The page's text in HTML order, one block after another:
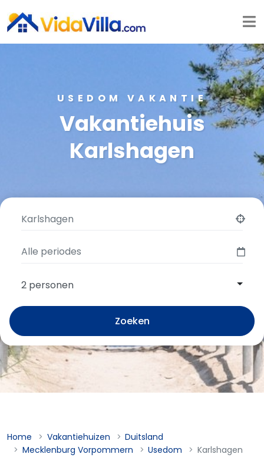
USEDOM VAKANTIE
Vakantiehuis
Karlshagen
2 personen
Zoeken
Home Vakantiehuizen
Duitsland
Mecklenburg Vorpommern
Usedom Karlshagen